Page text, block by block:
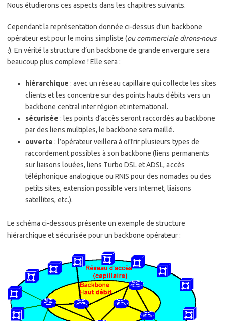
Nous étudierons ces aspects dans les chapitres suivants.
Cependant la représentation donnée ci-dessus d’un backbone
opérateur est pour le moins simpliste (ou commerciale dirons-nous
!). En vérité la structure d’un backbone de grande envergure sera
beaucoup plus complexe ! Elle sera :
hiérarchique : avec un réseau capillaire qui collecte les sites
clients et les concentre sur des points hauts débits vers un
backbone central inter région et international.
sécurisée : les points d’accès seront raccordés au backbone
par des liens multiples, le backbone sera maillé.
ouverte : l’opérateur veillera à offrir plusieurs types de
raccordement possibles à son backbone (liens permanents
sur liaisons louées, liens Turbo DSL et ADSL, accès
téléphonique analogique ou RNIS pour des nomades ou des
petits sites, extension possible vers Internet, liaisons
satellites, etc.).
Le schéma ci-dessous présente un exemple de structure
hiérarchique et sécurisée pour un backbone opérateur :